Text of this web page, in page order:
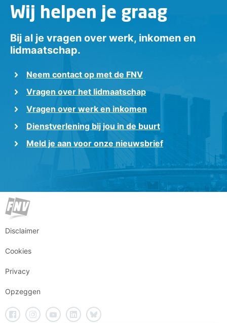
Wij helpen je graag
Bij al je vragen over werk, inkomen en
lidmaatschap.
Neem contact op met de FNV
Vragen over het lidmaatschap
Vragen over werk en inkomen
Dienstverlening bij jou in de buurt
Meld je aan voor onze nieuwsbrief
Disclaimer
Cookies
Privacy
Opzeggen